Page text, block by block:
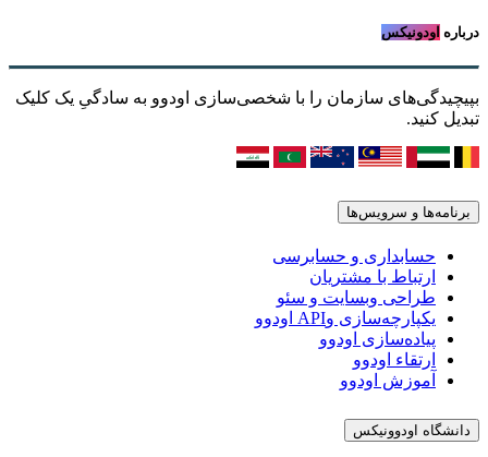
درباره اودونیکس
بپیچیدگی‌های سازمان را با شخصی‌سازی اودوو به سادگیِ یک کلیک
تبدیل کنید.
برنامه‌ها و سرویس‌ها
حسابداری و حسابرسی
ارتباط با مشتریان
طراحی وبسایت و سئو
یکپارچه‌سازی وAPI اودوو
پیاده‌سازی اودوو
ارتقاء اودوو
آموزش اودوو
دانشگاه اودوونیکس